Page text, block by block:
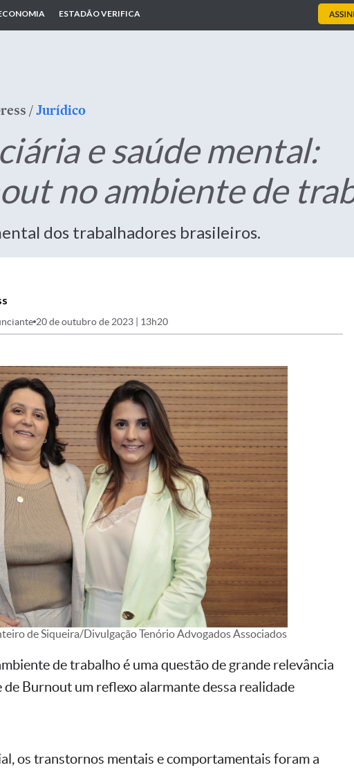
ESTADÃO VERIFICA
/Jurídico
e saúde mental:
no ambiente de
dos trabalhadores brasileiros.
20 de outubro de 2023 | 13h20
de Siqueira/Divulgação Tenório Advogados Associados
de trabalho é uma questão de grande relevância
de Burnout um reflexo alarmante dessa realidade
os transtornos mentais e comportamentais foram a